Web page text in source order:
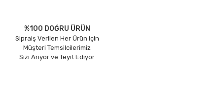
%100 DOĞRU ÜRÜN
Sipraiş Verilen Her Ürün için
Müşteri Temsilcilerimiz
Sizi Arıyor ve Teyit Ediyor